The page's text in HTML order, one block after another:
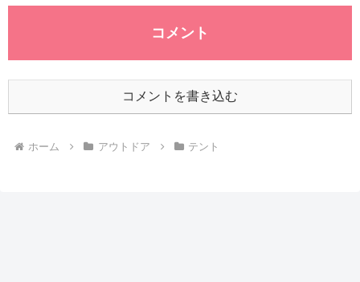
コメント
コメントを書き込む
ホーム アウトドア テント